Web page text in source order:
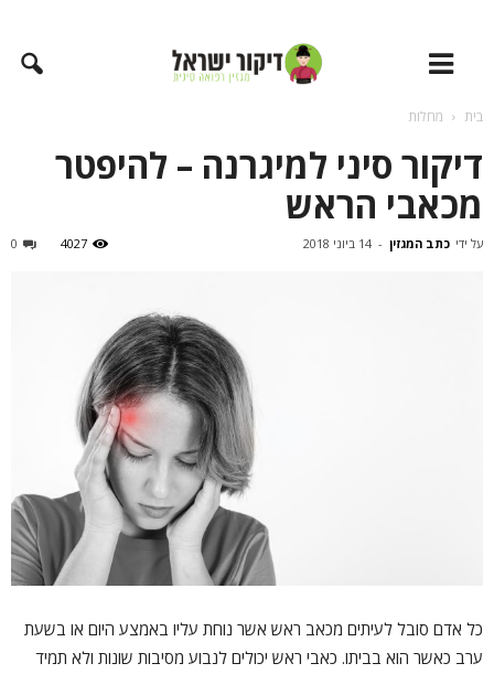
בית מחלות
דיקור סיני למיגרנה – להיפטר
מכאבי הראש
על ידי כתב המגזין - 14 ביוני 2018 0 4027
כל אדם סובל לעיתים מכאב ראש אשר נוחת עליו באמצע היום או בשעת
ערב כאשר הוא בביתו. כאבי ראש יכולים לנבוע מסיבות שונות ולא תמיד